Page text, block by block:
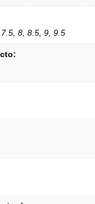
8, 8.5, 9, 9.5